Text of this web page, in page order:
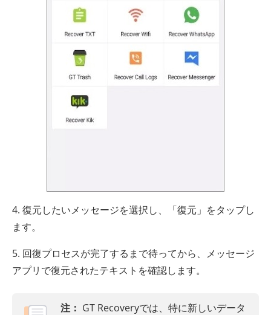
4. 復元したいメッセージを選択し、「復元」をタップし
ます。
5. 回復プロセスが完了するまで待ってから、メッセージ
アプリで復元されたテキストを確認します。
注： GT Recoveryでは、特に新しいデータ